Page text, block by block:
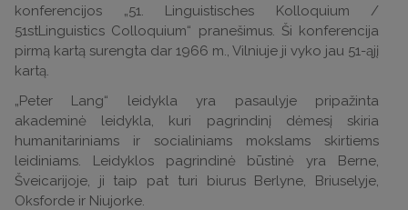
konferencijos „51. Linguistisches Kolloquium /
51stLinguistics Colloquium“ pranešimus. Ši konferencija
pirmą kartą surengta dar 1966 m., Vilniuje ji vyko jau 51-ąjį
kartą.
„Peter Lang“ leidykla yra pasaulyje pripažinta
akademinė leidykla, kuri pagrindinį dėmesį skiria
humanitariniams ir socialiniams mokslams skirtiems
leidiniams. Leidyklos pagrindinė būstinė yra Berne,
Šveicarijoje, ji taip pat turi biurus Berlyne, Briuselyje,
Oksforde ir Niujorke.